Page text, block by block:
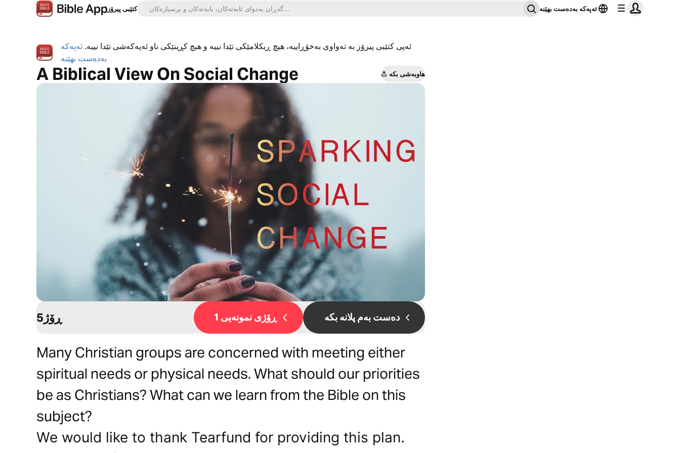
کتێبی پیرۆز ئەپەکە بەدەست بهێنە
ئەپی کتێبی پیرۆز بە تەواوی بەخۆڕاییە، هیچ ڕیکلامێکی تێدا نییە و هیچ کڕینێکی ناو ئەپەکەشی تێدا نییە. ئەپەکە
بەدەست بهێنە
A Biblical View On Social Change هاوبەشی بکە
5ڕۆژ ڕۆژی نمونەیی 1 دەست بەم پلانە بکە
Many Christian groups are concerned with meeting either
spiritual needs or physical needs. What should our priorities
be as Christians? What can we learn from the Bible on this
subject?
We would like to thank Tearfund for providing this plan.